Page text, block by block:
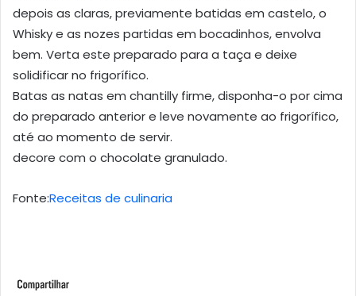
depois as claras, previamente batidas em castelo, o
Whisky e as nozes partidas em bocadinhos, envolva
bem. Verta este preparado para a taça e deixe
solidificar no frigorífico.
Batas as natas em chantilly firme, disponha-o por cima
do preparado anterior e leve novamente ao frigorífico,
até ao momento de servir.
decore com o chocolate granulado.
Fonte:Receitas de culinaria